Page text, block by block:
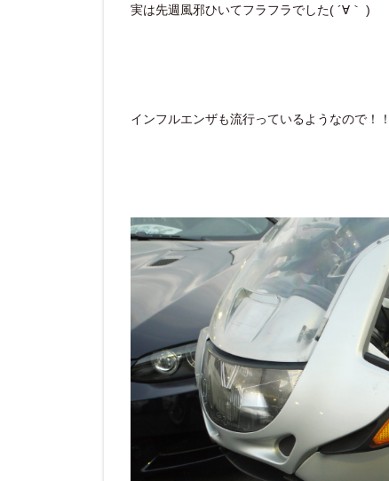
実は先週風邪ひいてフラフラでした( ´∀｀ )
インフルエンザも流行っているようなので！！